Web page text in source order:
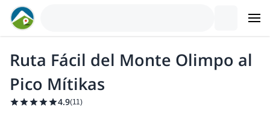
Ruta Fácil del Monte Olimpo al
Pico Mítikas
4.9(11)